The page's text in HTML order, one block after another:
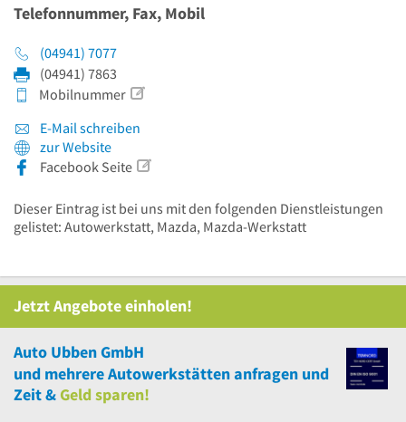
Telefonnummer, Fax, Mobil
(04941) 7077
(04941) 7863
Mobilnummer
E-Mail schreiben
zur Website
Facebook Seite
Dieser Eintrag ist bei uns mit den folgenden Dienstleistungen
gelistet: Autowerkstatt, Mazda, Mazda-Werkstatt
Jetzt Angebote einholen!
Auto Ubben GmbH
und mehrereAutowerkstätten anfragen und
Zeit &Geld sparen!